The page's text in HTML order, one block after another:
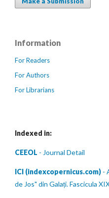
Information
For Readers
For Authors
For Librarians
Indexed in:
CEEOL - Journal Detail
ICI (indexcopernicus.com) -
de Jos" din Galați. Fascicula